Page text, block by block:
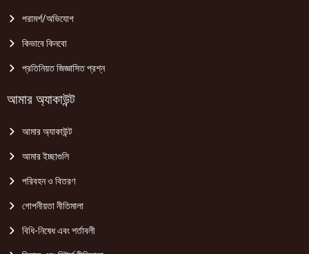
পরামর্শ/অভিযোগ
কিভাবে কিনবো
প্রতিনিয়ত জিজ্ঞাসিত প্রশ্ন
আমার অ্যাকাউন্ট
আমার অ্যাকাউন্ট
আমার ইচ্ছাগুলি
পরিবহন ও বিতরণ
গোপনীয়তা নীতিমালা
বিধি-নিষেধ এবং শর্তাবলী